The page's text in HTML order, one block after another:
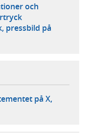
och
pressbild på
på X,